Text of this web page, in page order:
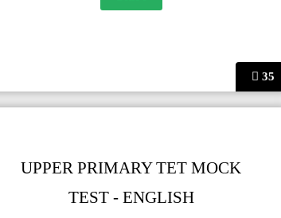
35
UPPER PRIMARY TET MOCK
TEST - ENGLISH